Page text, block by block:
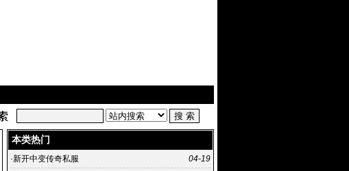
本类热门
04-19
·新开中变传奇私服